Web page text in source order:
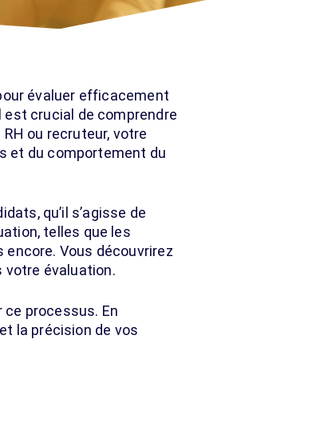
évaluer efficacement
est crucial de comprendre
ou recruteur, votre
et du comportement du
qu’il s’agisse de
telles que les
Vous découvrirez
votre évaluation.
processus. En
la précision de vos